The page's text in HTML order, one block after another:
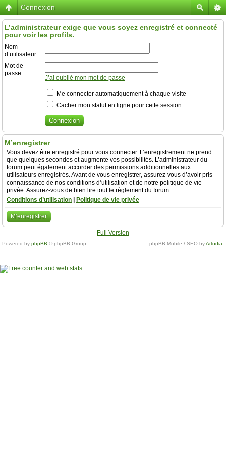
Connexion
L’administrateur exige que vous soyez enregistré et connecté
pour voir les profils.
Nom
d’utilisateur:
Mot de
passe:
J’ai oublié mon mot de passe
Me connecter automatiquement à chaque visite
Cacher mon statut en ligne pour cette session
M’enregistrer
Vous devez être enregistré pour vous connecter. L’enregistrement ne prend
que quelques secondes et augmente vos possibilités. L’administrateur du
forum peut également accorder des permissions additionnelles aux
utilisateurs enregistrés. Avant de vous enregistrer, assurez-vous d’avoir pris
connaissance de nos conditions d’utilisation et de notre politique de vie
privée. Assurez-vous de bien lire tout le règlement du forum.
Conditions d’utilisation
Politique de vie privée
M’enregistrer
Full Version
Powered by phpBB © phpBB Group. phpBB Mobile / SEO byArtodia